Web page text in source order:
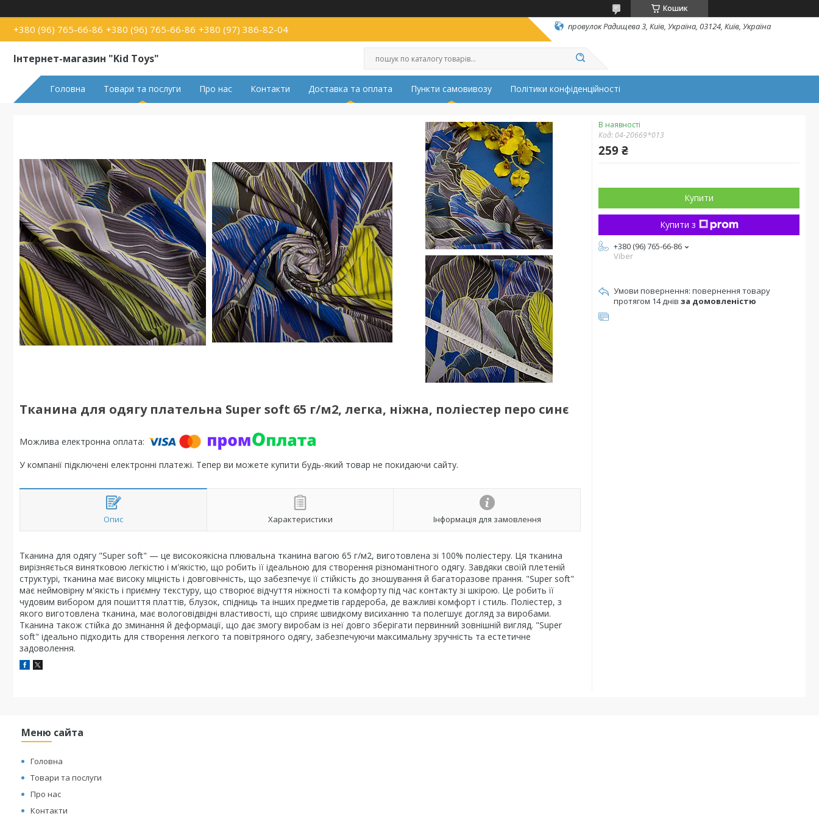
Кошик
+380 (96) 765-66-86 +380 (96) 765-66-86 +380 (97) 386-82-04 провулок Радищева 3, Київ, Україна, 03124, Київ, Україна
Інтернет-магазин "Kid Toys"
Головна Товари та послуги Про нас Контакти Доставка та оплата Пункти самовивозу Політики конфіденційності
Тканина для одягу плательна Super soft 65 г/м2, легка, ніжна, поліестер перо синє
У компанії підключені електронні платежі. Тепер ви можете купити будь-який товар не покидаючи сайту.
Опис Характеристики Інформація для замовлення
Тканина для одягу "Super soft" — це високоякісна плювальна тканина вагою 65 г/м2, виготовлена зі 100% поліестеру. Ця тканина
вирізняється винятковою легкістю і м'якістю, що робить її ідеальною для створення різноманітного одягу. Завдяки своїй плетеній
структурі, тканина має високу міцність і довговічність, що забезпечує її стійкість до зношування й багаторазове прання. "Super soft"
має неймовірну м'якість і приємну текстуру, що створює відчуття ніжності та комфорту під час контакту зі шкірою. Це робить її
чудовим вибором для пошиття платтів, блузок, спідниць та інших предметів гардероба, де важливі комфорт і стиль. Поліестер, з
якого виготовлена тканина, має вологовідвідні властивості, що сприяє швидкому висиханню та полегшує догляд за виробами.
Тканина також стійка до зминання й деформації, що дає змогу виробам із неї довго зберігати первинний зовнішній вигляд. "Super
soft" ідеально підходить для створення легкого та повітряного одягу, забезпечуючи максимальну зручність та естетичне
задоволення.
В наявності
Код: 04-20669*013
259 ₴
Купити
Купити з
+380 (96) 765-66-86
Viber
повернення товару
протягом 14 днів за домовленістю
Меню сайта
Головна
Товари та послуги
Про нас
Контакти